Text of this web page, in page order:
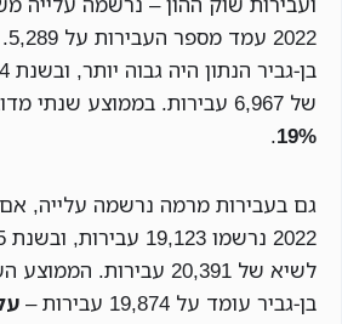
של 6,967 עבירות. בממוצע שנתי מדובר ב
19%
.
גם בעבירות מרמה נרשמה עלייה,
לשיא של 20,391 עבירות.
בן-גביר עומד על 19,874 עבירות –